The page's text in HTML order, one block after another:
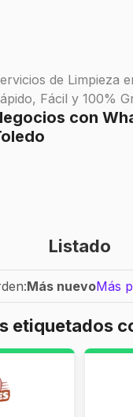
de Limpieza
Fácil y 100%
con
Listado
Más nuevoMás
etiquetados